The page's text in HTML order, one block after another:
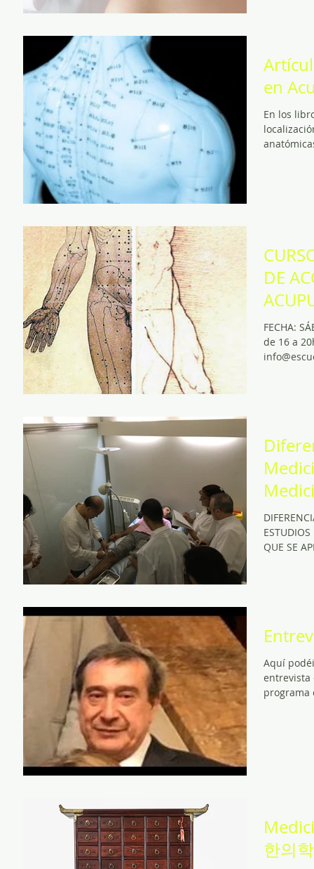
en
En los
DE
FECHA:
de 16 a
QUE SE
Aquí
entrevista
programa
한의